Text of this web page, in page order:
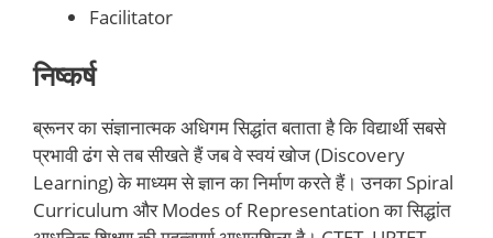
Facilitator
निष्कर्ष
ब्रूनर का संज्ञानात्मक अधिगम सिद्धांत बताता है कि विद्यार्थी सबसे
प्रभावी ढंग से तब सीखते हैं जब वे स्वयं खोज (Discovery
Learning) के माध्यम से ज्ञान का निर्माण करते हैं। उनका Spiral
Curriculum और Modes of Representation का सिद्धांत